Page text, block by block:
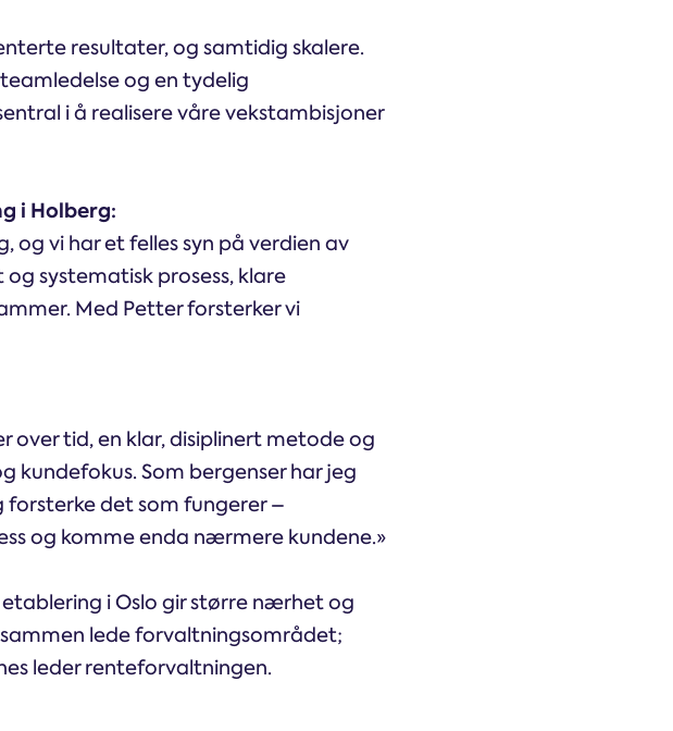
resultater, og samtidig skalere.
og en tydelig
i å realisere våre vekstambisjoner
i Holberg:
vi har et felles syn på verdien av
systematisk prosess, klare
Med Petter forsterker vi
over tid, en klar, disiplinert metode og
kundefokus. Som bergenser har jeg
det som fungerer –
og komme enda nærmere kundene.»
i Oslo gir større nærhet og
lede forvaltningsområdet;
leder renteforvaltningen.